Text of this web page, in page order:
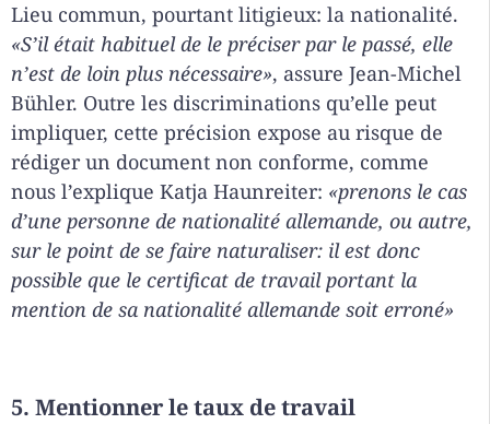
Lieu commun, pourtant litigieux: la nationalité.
«S’il était habituel de le préciser par le passé, elle
n’est de loin plus nécessaire», assure Jean-Michel
Bühler. Outre les discriminations qu’elle peut
impliquer, cette précision expose au risque de
rédiger un document non conforme, comme
nous l’explique Katja Haunreiter: «prenons le cas
d’une personne de nationalité allemande, ou autre,
sur le point de se faire naturaliser: il est donc
possible que le certificat de travail portant la
mention de sa nationalité allemande soit erroné»
5. Mentionner le taux de travail